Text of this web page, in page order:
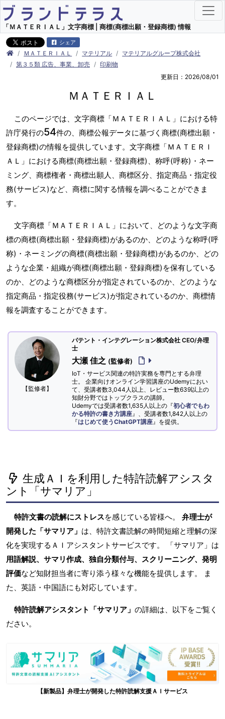
「ＭＡＴＥＲＩＡＬ」文字商標 | 商標(商標出願・登録商標) 情報
シェア
ＭＡＴＥＲＩＡＬ マテリアル
マテリアルグループ株式会社
第３５類 広告、事業、卸売
印刷物
更新日：2026/08/01
ＭＡＴＥＲＩＡＬ
このページでは、文字商標「ＭＡＴＥＲＩＡＬ」における特
許庁発行の54件の、商標公報データに基づく商標(商標出願・
登録商標)の情報を提供しています。文字商標「ＭＡＴＥＲＩ
ＡＬ」における商標(商標出願・登録商標)、称呼(呼称)・ネー
ミング、商標権者・商標出願人、商標区分、指定商品・指定役
務(サービス)など、商標に関する情報を調べることができま
す。
文字商標「ＭＡＴＥＲＩＡＬ」において、どのような文字商
標の商標(商標出願・登録商標)があるのか、どのような称呼(呼
称)・ネーミングの商標(商標出願・登録商標)があるのか、どの
ような企業・組織が商標(商標出願・登録商標)を保有している
のか、どのような商標区分が指定されているのか、どのような
指定商品・指定役務(サービス)が指定されているのか、商標情
報を調査することができます。
【監修者】
パテント・インテグレーション株式会社 CEO/弁理
士
大瀬 佳之 (監修者)
IoT・サービス関連の特許実務を専門とする弁理
士。 企業向けオンライン学習講座のUdemyにおい
て、受講者数3,044人以上、レビュー数639以上の
知財分野ではトップクラスの講師。
Udemyでは受講者数1,635人以上の『初心者でもわ
かる特許の書き方講座 』、受講者数1,842人以上の
『はじめて使うChatGPT講座 』を提供。
生成ＡＩを利用した特許読解アシスタ
ント「サマリア」
特許文書の読解にストレスを感じている皆様へ。 弁理士が
開発した「サマリア」 は、特許文書読解の時間短縮と理解の深
化を実現するＡＩアシスタントサービスです。 「サマリア」は
用語解説、サマリ作成、独自分類付与、スクリーニング、発明
評価など知財担当者に寄り添う様々な機能を提供します。 ま
た、英語・中国語にも対応しています。
特許読解アシスタント「サマリア」 の詳細は、以下をご覧く
ださい。
【新製品】弁理士が開発した特許読解支援ＡＩサービス